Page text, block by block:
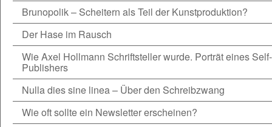
Brunopolik – Scheitern als Teil der Kunstproduktion?
Der Hase im Rausch
Wie Axel Hollmann Schriftsteller wurde. Porträt eines Self-
Publishers
Nulla dies sine linea – Über den Schreibzwang
Wie oft sollte ein Newsletter erscheinen?